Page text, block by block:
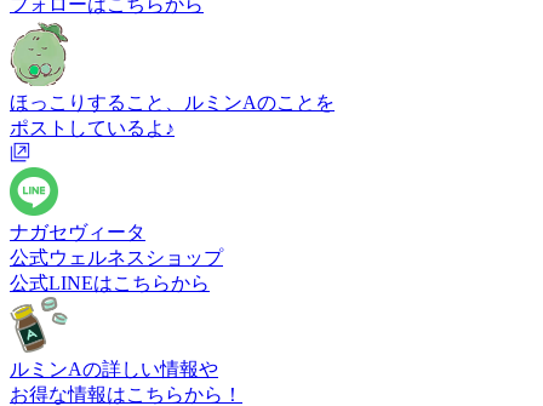
フォローはこちらから
ほっこりすること、ルミンAのことを
ポストしているよ♪
ナガセヴィータ
公式ウェルネスショップ
公式LINEはこちらから
ルミンAの詳しい情報や
お得な情報はこちらから！